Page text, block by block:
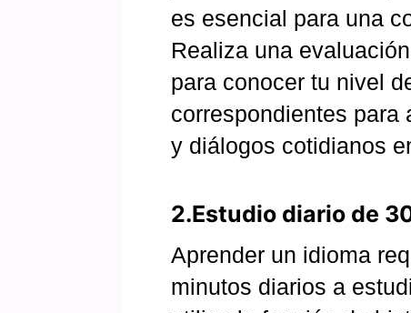
es esencial para una
Realiza una
para conocer tu nivel
correspondientes para
y diálogos cotidianos
2.Estudio diario de
Aprender un idioma
minutos diarios a